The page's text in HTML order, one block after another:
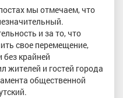
мы отмечаем, что
и за то, что
свое перемещение,
без крайней
жителей и гостей города
общественной